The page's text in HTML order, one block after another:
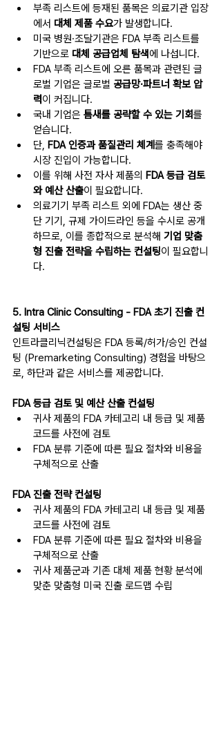
부족 리스트에 등재된 품목은 의료기관 입장
에서 대체 제품 수요가 발생합니다.
미국 병원·조달기관은 FDA 부족 리스트를
기반으로 대체 공급업체 탐색 에 나섭니다.
FDA 부족 리스트에 오른 품목과 관련된 글
로벌 기업은 글로벌 공급망·파트너 확보 압
력이 커집니다.
국내 기업은 틈새를 공략할 수 있는 기회를
얻습니다.
단, FDA 인증과 품질관리 체계를 충족해야
시장 진입이 가능합니다.
이를 위해 사전 자사 제품의 FDA 등급 검토
와 예산 산출이 필요합니다.
의료기기 부족 리스트 외에 FDA는 생산 중
단 기기, 규제 가이드라인 등을 수시로 공개
하므로, 이를 종합적으로 분석해 기업 맞춤
형 진출 전략을 수립하는 컨설팅이 필요합니
다.
5. Intra Clinic Consulting - FDA 초기 진출 컨
설팅 서비스
인트라클리닉컨설팅은 FDA 등록/허가/승인 컨설
팅 (Premarketing Consulting) 경험을 바탕으
로, 하단과 같은 서비스를 제공합니다.
FDA 등급 검토 및 예산 산출 컨설팅
귀사 제품의 FDA 카테고리 내 등급 및 제품
코드를 사전에 검토
FDA 분류 기준에 따른 필요 절차와 비용을
구체적으로 산출
FDA 진출 전략 컨설팅
귀사 제품의 FDA 카테고리 내 등급 및 제품
코드를 사전에 검토
FDA 분류 기준에 따른 필요 절차와 비용을
구체적으로 산출
귀사 제품군과 기존 대체 제품 현황 분석에
맞춘 맞춤형 미국 진출 로드맵 수립